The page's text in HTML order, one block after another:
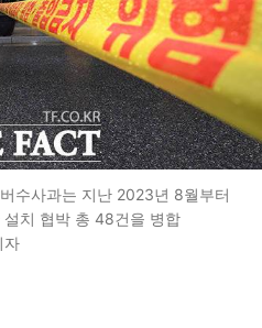
수사과는 지난 2023년 8월부터
치 협박 총 48건을 병합
자